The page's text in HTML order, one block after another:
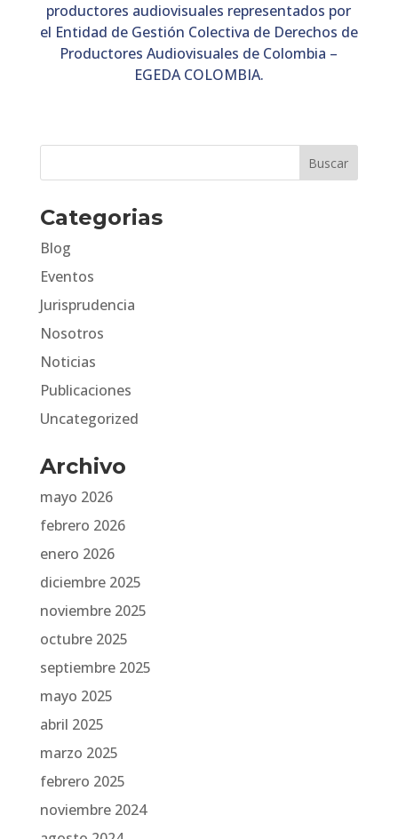
productores audiovisuales representados por
el Entidad de Gestión Colectiva de Derechos de
Productores Audiovisuales de Colombia –
EGEDA COLOMBIA.
Categorias
Blog
Eventos
Jurisprudencia
Nosotros
Noticias
Publicaciones
Uncategorized
Archivo
mayo 2026
febrero 2026
enero 2026
diciembre 2025
noviembre 2025
octubre 2025
septiembre 2025
mayo 2025
abril 2025
marzo 2025
febrero 2025
noviembre 2024